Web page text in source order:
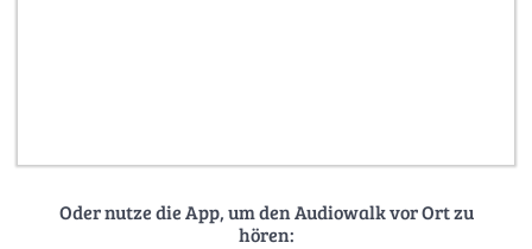
Oder nutze die App, um den Audiowalk vor Ort zu
hören: